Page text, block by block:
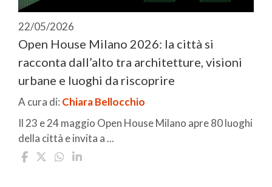
22/05/2026
Open House Milano 2026: la città si
racconta dall’alto tra architetture, visioni
urbane e luoghi da riscoprire
A cura di: Chiara Bellocchio
Il 23 e 24 maggio Open House Milano apre 80 luoghi
della città e invita a ...